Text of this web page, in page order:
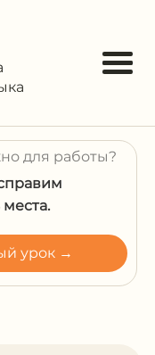
для работы?
урок →